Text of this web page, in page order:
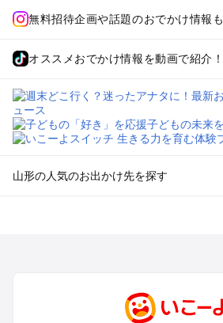
無料招待企画や話題のおでかけ情報も
オススメおでかけ情報を動画で紹介！
山形の人気のお出かけ先を探す
銀山温泉・新庄・尾花沢・村山のプール